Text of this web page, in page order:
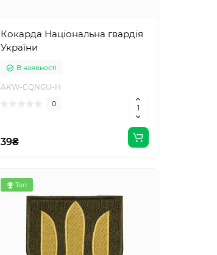
Кокарда Національна гвардія
України
В наявності
AKW-CQNGU-H
0
39₴
Топ